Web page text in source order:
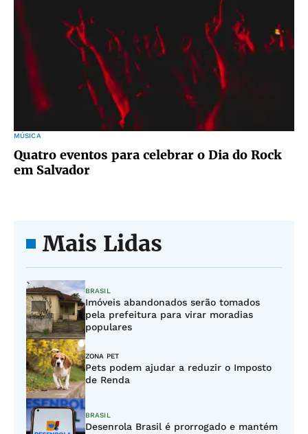
MÚSICA
Quatro eventos para celebrar o Dia do Rock
em Salvador
Mais Lidas
BRASIL
Imóveis abandonados serão tomados
pela prefeitura para virar moradias
populares
ZONA PET
Pets podem ajudar a reduzir o Imposto
de Renda
BRASIL
Desenrola Brasil é prorrogado e mantém